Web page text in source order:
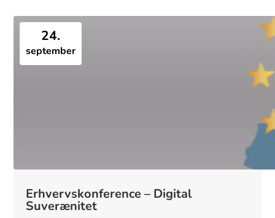
24.
september
Erhvervskonference – Digital
Suverænitet